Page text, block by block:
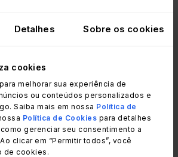
Detalhes Sobre os cookies
cookies
melhorar sua experiência de
ou conteúdos personalizados e
Saiba mais em nossa Política de
Política de Cookies para detalhes
gerenciar seu consentimento a
clicar em “Permitir todos”, você
de cookies.
Harmony Public Schools ressalta
as ferramentas ITSM para
exclusivas das instituições
da InvGate permitiu